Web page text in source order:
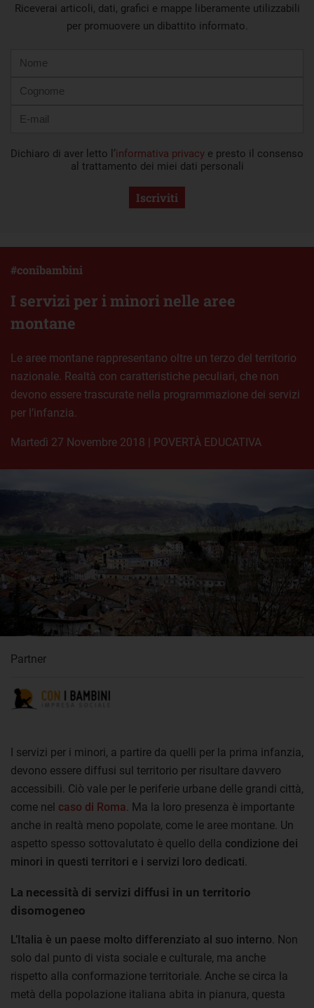
Riceverai articoli, dati, grafici e mappe liberamente utilizzabili
per promuovere un dibattito informato.
mail
Dichiaro di aver letto l’informativa privacy e presto il consenso
al trattamento dei miei dati personali
Iscriviti
I servizi per i minori nelle aree
montane
#conibambini
Le aree montane rappresentano oltre un terzo del territorio
nazionale. Realtà con caratteristiche peculiari, che non
devono essere trascurate nella programmazione dei servizi
per l’infanzia.
martedì 27 Novembre 2018 | POVERTÀ EDUCATIVA
Partner
I servizi per i minori, a partire da quelli per la prima infanzia,
devono essere diffusi sul territorio per risultare davvero
accessibili. Ciò vale per le periferie urbane delle grandi città,
come nel caso di Roma . Ma la loro presenza è importante
anche in realtà meno popolate, come le aree montane. Un
aspetto spesso sottovalutato è quello della condizione dei
minori in questi territori e i servizi loro dedicati
La necessità di servizi diffusi in un territorio
disomogeneo
L’Italia è un paese molto differenziato al suo interno . Non
solo dal punto di vista sociale e culturale, ma anche
rispetto alla conformazione territoriale. Anche se circa la
metà della popolazione italiana abita in pianura, questa